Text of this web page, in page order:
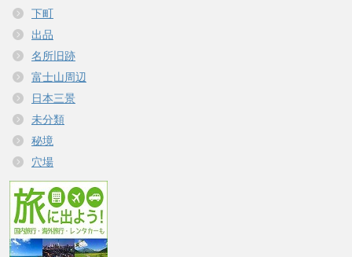
下町
出品
名所旧跡
富士山周辺
日本三景
未分類
秘境
穴場